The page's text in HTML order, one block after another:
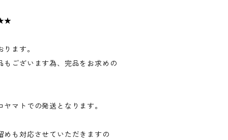
ます。
ございます為、完品をお求めの
マトでの発送となります。
めも対応させていただきますの